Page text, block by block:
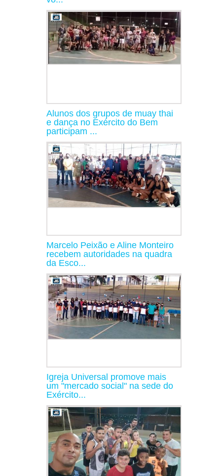
Alunos dos grupos de muay thai
e dança no Exército do Bem
participam ...
Marcelo Peixão e Aline Monteiro
recebem autoridades na quadra
da Esco...
Igreja Universal promove mais
um "mercado social" na sede do
Exército...